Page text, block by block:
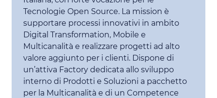
Tecnologie Open Source. La mission è
supportare processi innovativi in ambito
Digital Transformation, Mobile e
Multicanalità e realizzare progetti ad alto
valore aggiunto per i clienti. Dispone di
un’attiva Factory dedicata allo sviluppo
interno di Prodotti e Soluzioni a pacchetto
per la Multicanalità e di un Competence